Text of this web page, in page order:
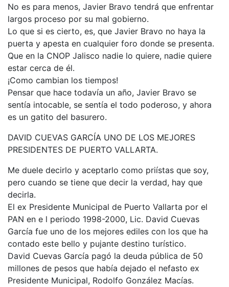
No es para menos, Javier Bravo tendrá que enfrentar
largos proceso por su mal gobierno.
Lo que si es cierto, es, que Javier Bravo no haya la
puerta y apesta en cualquier foro donde se presenta.
Que en la CNOP Jalisco nadie lo quiere, nadie quiere
estar cerca de él.
¡Como cambian los tiempos!
Pensar que hace todavía un año, Javier Bravo se
sentía intocable, se sentía el todo poderoso, y ahora
es un gatito del basurero.
DAVID CUEVAS GARCÍA UNO DE LOS MEJORES
PRESIDENTES DE PUERTO VALLARTA.
Me duele decirlo y aceptarlo como priístas que soy,
pero cuando se tiene que decir la verdad, hay que
decirla.
El ex Presidente Municipal de Puerto Vallarta por el
PAN en e l periodo 1998-2000, Lic. David Cuevas
García fue uno de los mejores ediles con los que ha
contado este bello y pujante destino turístico.
David Cuevas García pagó la deuda pública de 50
millones de pesos que había dejado el nefasto ex
Presidente Municipal, Rodolfo González Macías.